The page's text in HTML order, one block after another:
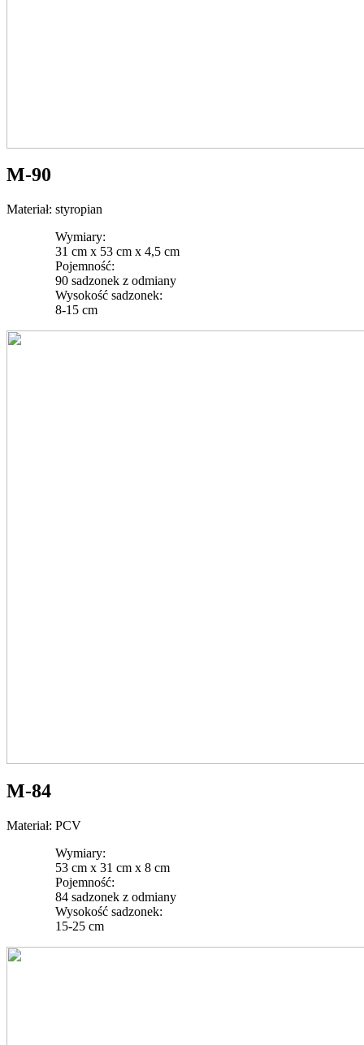
M-90
Materiał: styropian
Wymiary:
31 cm x 53 cm x 4,5 cm
Pojemność:
90 sadzonek z odmiany
Wysokość sadzonek:
8-15 cm
M-84
Materiał: PCV
Wymiary:
53 cm x 31 cm x 8 cm
Pojemność:
84 sadzonek z odmiany
Wysokość sadzonek:
15-25 cm